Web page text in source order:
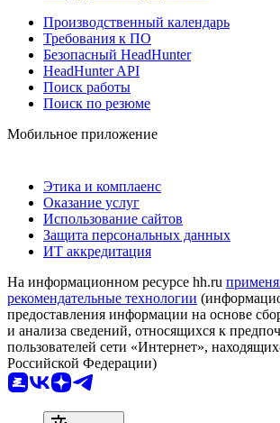
Производственный календарь
Требования к ПО
Безопасный HeadHunter
HeadHunter API
Поиск работы
Поиск по резюме
Мобильное приложение
Этика и комплаенс
Оказание услуг
Использование сайтов
Защита персональных данных
ИТ аккредитация
На информационном ресурсе hh.ru
рекомендательные технологии
предоставления информации на основе
и анализа сведений, относящихся к
пользователей сети «Интернет»,
Российской Федерации)